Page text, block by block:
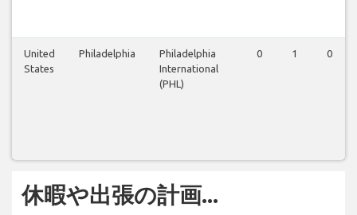
United
States
Philadelphia
Philadelphia
International
(PHL)
0 1 0
休暇や出張の計画...